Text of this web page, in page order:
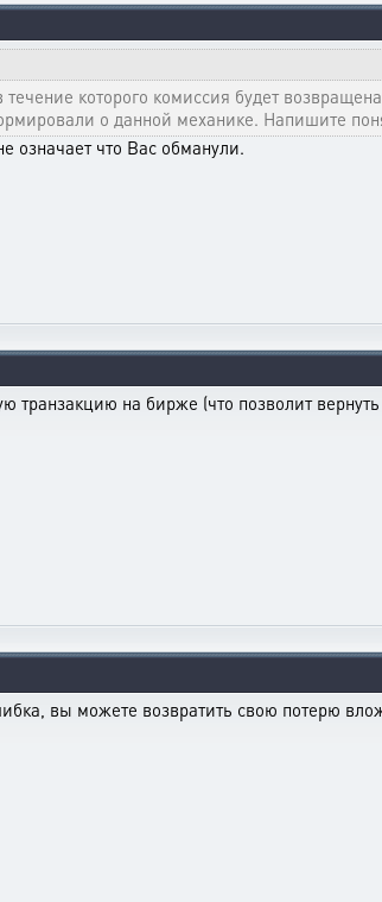
которого комиссия будет
о данной механике. Напишите
означает что Вас обманули.
транзакцию на бирже (что позволит
вы можете возвратить свою потерю